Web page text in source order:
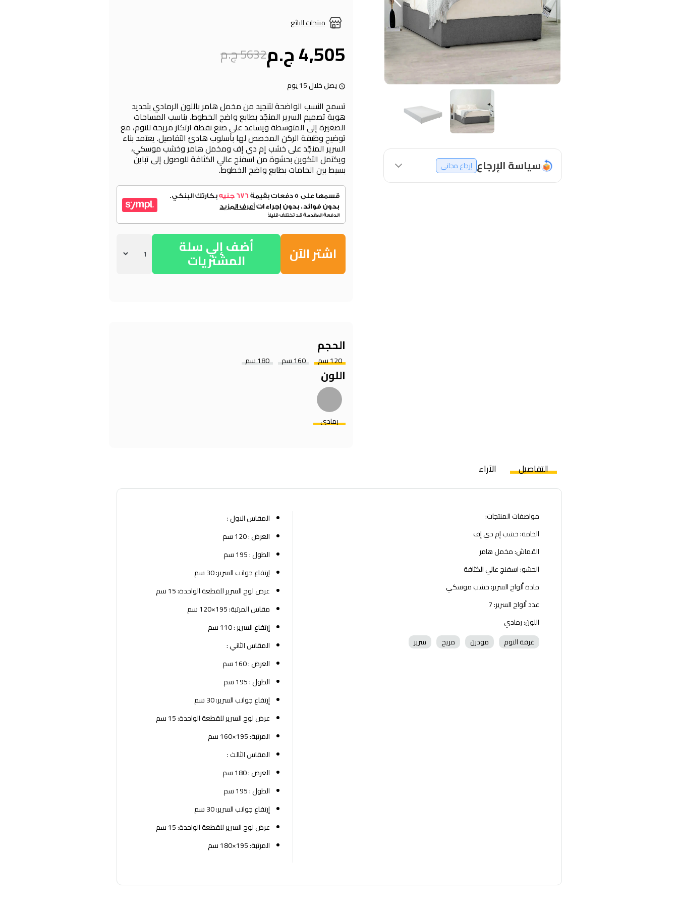
سياسة الإرجاع إرجاع مجاني
منتجات البائع
4,505 ج.م 5632 ج.م
يصل خلال 15 يوم
تسمح النسب الواضحة لتنجيد من مخمل هامر باللون الرمادي بتحديد
هوية تصميم السرير المنجّد بطابع واضح الخطوط. يناسب المساحات
الصغيرة إلى المتوسطة ويساعد على صنع نقطة ارتكاز مريحة للنوم، مع
توضيح وظيفة الركن المخصص لها بأسلوب هادئ التفاصيل. يعتمد بناء
السرير المنجّد على خشب إم دي إف ومخمل هامر وخشب موسكي،
ويكتمل التكوين بحشوة من اسفنج عالي الكثافة للوصول إلى تباين
بسيط بين الخامات بطابع واضح الخطوط.
اشتر الآن أضف إلي سلة
المشتريات
الحجم
120 سم 160 سم 180 سم
اللون
رمادي
التفاصيل الآراء
مواصفات المنتجات:
الخامة: خشب إم دي إف
القماش: مخمل هامر
الحشو: اسفنج عالي الكثافة
مادة ألواح السرير: خشب موسكي
عدد ألواح السرير: 7
اللون: رمادي
غرفة النوم
مودرن مريح سرير
المقاس الاول :
العرض : 120 سم
الطول : 195 سم
إرتفاع جوانب السرير: 30 سم
عرض لوح السرير للقطعة الواحدة: 15 سم
مقاس المرتبة: 195×120 سم
إرتفاع السرير : 110 سم
المقاس الثاني :
العرض : 160 سم
الطول : 195 سم
إرتفاع جوانب السرير: 30 سم
عرض لوح السرير للقطعة الواحدة: 15 سم
المرتبة: 195×160 سم
المقاس الثالث :
العرض : 180 سم
الطول : 195 سم
إرتفاع جوانب السرير: 30 سم
عرض لوح السرير للقطعة الواحدة: 15 سم
المرتبة: 195×180 سم